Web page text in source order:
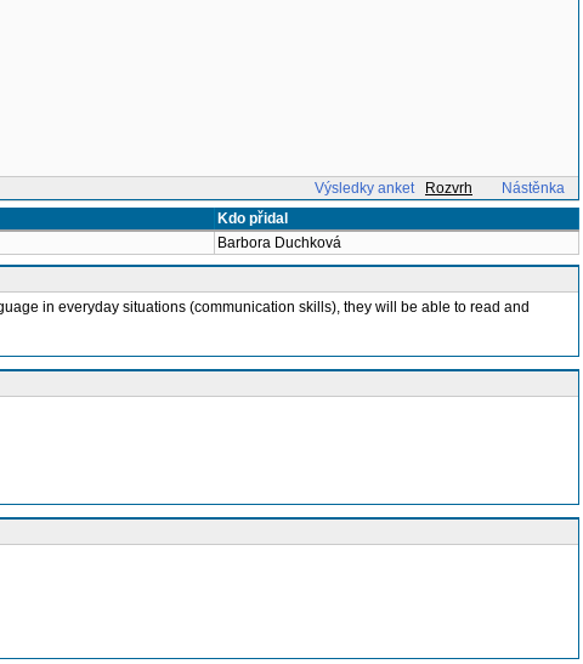
Výsledky anket Rozvrh
Nástěnka
Kdo přidal
Barbora Duchková
in everyday situations (communication skills), they will be able to read and